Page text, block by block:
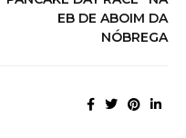
EB DE ABOIM DA
NÓBREGA